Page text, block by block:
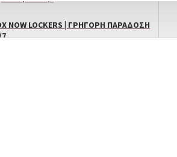
NOW LOCKERS | ΓΡΉΓΟΡΗ ΠΑΡΆΔΟΣΗ